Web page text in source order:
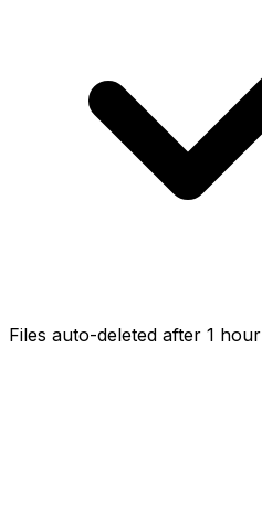
Files auto-deleted after 1 hour